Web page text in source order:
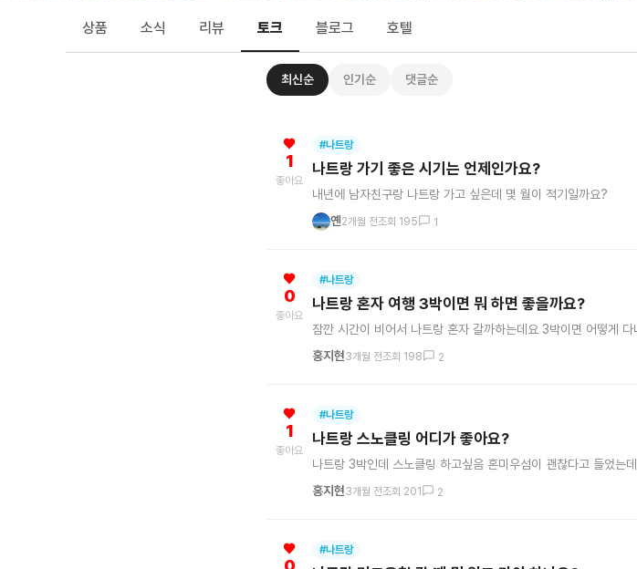
상품 소식 리뷰 토크 블로그 호텔
최신순 인기순 댓글순
1
좋아요
#나트랑
나트랑 가기 좋은 시기는 언제인가요?
내년에 남자친구랑 나트랑 가고 싶은데 몇 월이 적기일까요?
옌2개월 전조회 195 1
0
좋아요
#나트랑
나트랑 혼자 여행 3박이면 뭐 하면 좋을까요?
잠깐 시간이 비어서 나트랑 혼자 갈까하는데요 3박이면 어떻게
홍지현3개월 전조회 198 2
1
좋아요
#나트랑
나트랑 스노클링 어디가 좋아요?
나트랑 3박인데 스노클링 하고싶음 혼미우섬이 괜찮다고 들었는
홍지현3개월 전조회 201 2
#나트랑